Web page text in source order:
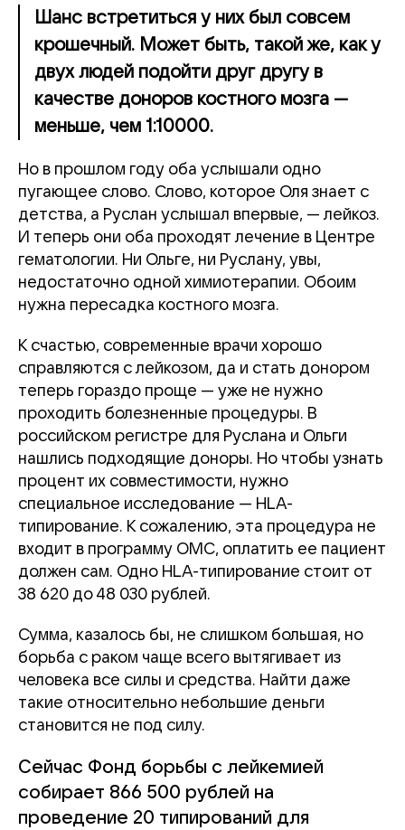
Шанс встретиться у них был совсем
крошечный. Может быть, такой же, как у
двух людей подойти друг другу в
качестве доноров костного мозга —
меньше, чем 1:10000.
Но в прошлом году оба услышали одно
пугающее слово. Слово, которое Оля знает с
детства, а Руслан услышал впервые, — лейкоз.
И теперь они оба проходят лечение в Центре
гематологии. Ни Ольге, ни Руслану, увы,
недостаточно одной химиотерапии. Обоим
нужна пересадка костного мозга.
К счастью, современные врачи хорошо
справляются с лейкозом, да и стать донором
теперь гораздо проще — уже не нужно
проходить болезненные процедуры. В
российском регистре для Руслана и Ольги
нашлись подходящие доноры. Но чтобы узнать
процент их совместимости, нужно
специальное исследование — HLA-
типирование. К сожалению, эта процедура не
входит в программу ОМС, оплатить ее пациент
должен сам. Одно HLA-типирование стоит от
38 620 до 48 030 рублей.
Сумма, казалось бы, не слишком большая, но
борьба с раком чаще всего вытягивает из
человека все силы и средства. Найти даже
такие относительно небольшие деньги
становится не под силу.
Сейчас Фонд борьбы с лейкемией
собирает 866 500 рублей на
проведение 20 типирований для